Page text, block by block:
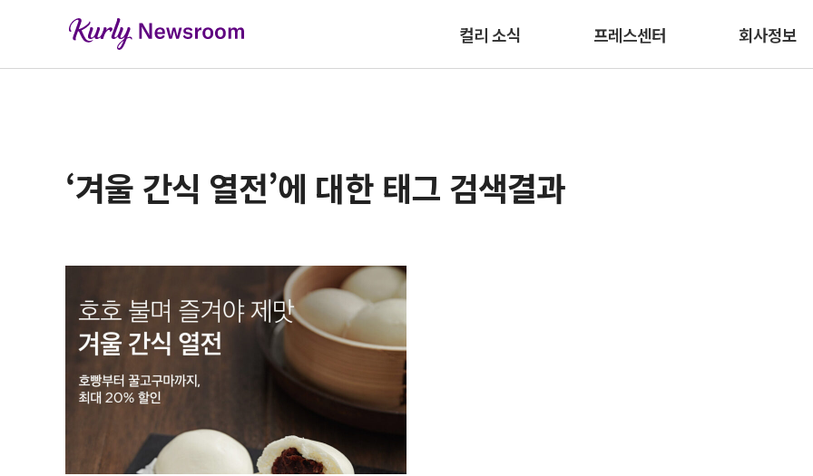
컬리 소식 프레스센터 회사정보
‘겨울 간식 열전’에 대한 태그 검색결과